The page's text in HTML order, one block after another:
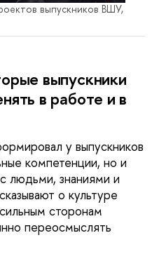
выпускников ВШУ,
выпускники
в работе и в
у выпускников
компетенции, но и
людьми, знаниями и
о культуре
сторонам
переосмыслять